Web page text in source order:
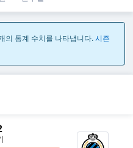
의 통계 수치를 나타냅니다. 시즌